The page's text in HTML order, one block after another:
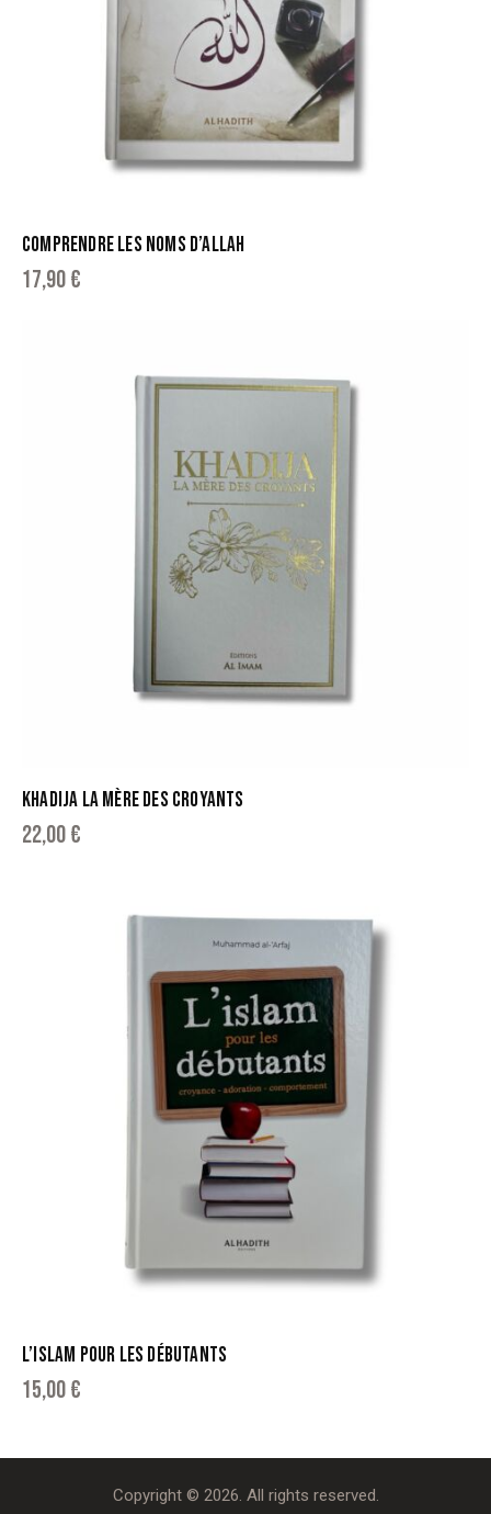
COMPRENDRE LES NOMS D’ALLAH
17,90€
KHADIJA LA MÈRE DES CROYANTS
22,00€
L’ISLAM POUR LES DÉBUTANTS
15,00€
Copyright © 2026. All rights reserved.